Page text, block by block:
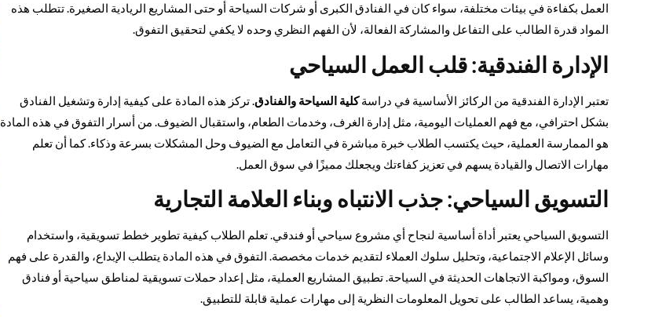
العمل بكفاءة في بيئات مختلفة، سواء كان في الفنادق الكبرى أو شركات السياحة أو حتى المشاريع الريادية الصغيرة. تتطلب هذه
المواد قدرة الطالب على التفاعل والمشاركة الفعالة، لأن الفهم النظري وحده لا يكفي لتحقيق التفوق.
الإدارة الفندقية: قلب العمل السياحي
تعتبر الإدارة الفندقية من الركائز الأساسية في دراسةكلية السياحة والفنادق . تركز هذه المادة على كيفية إدارة وتشغيل الفنادق
بشكل احترافي، مع فهم العمليات اليومية، مثل إدارة الغرف، وخدمات الطعام، واستقبال الضيوف. من أسرار التفوق في هذه المادة
هو الممارسة العملية، حيث يكتسب الطلاب خبرة مباشرة في التعامل مع الضيوف وحل المشكلات بسرعة وذكاء. كما أن تعلم
مهارات الاتصال والقيادة يسهم في تعزيز كفاءتك ويجعلك مميزًا في سوق العمل.
التسويق السياحي: جذب الانتباه وبناء العلامة التجارية
التسويق السياحي يعتبر أداة أساسية لنجاح أي مشروع سياحي أو فندقي. تعلم الطلاب كيفية تطوير خطط تسويقية، واستخدام
وسائل الإعلام الاجتماعية، وتحليل سلوك العملاء لتقديم خدمات مخصصة. التفوق في هذه المادة يتطلب الإبداع، والقدرة على فهم
السوق، ومواكبة الاتجاهات الحديثة في السياحة. تطبيق المشاريع العملية، مثل إعداد حملات تسويقية لمناطق سياحية أو فنادق
وهمية، يساعد الطالب على تحويل المعلومات النظرية إلى مهارات عملية قابلة للتطبيق.